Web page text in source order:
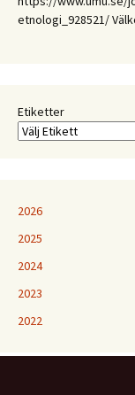
och
etnologi_928521/
Etiketter
2026
2025
2024
2023
2022